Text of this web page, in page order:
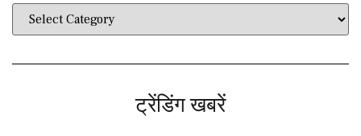
ट्रेंडिंग खबरें